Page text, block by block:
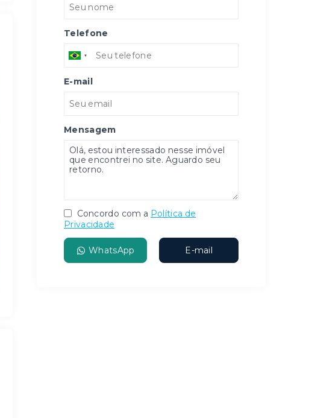
Telefone
E-mail
Mensagem
Concordo com a Política de
Privacidade
WhatsApp E-mail